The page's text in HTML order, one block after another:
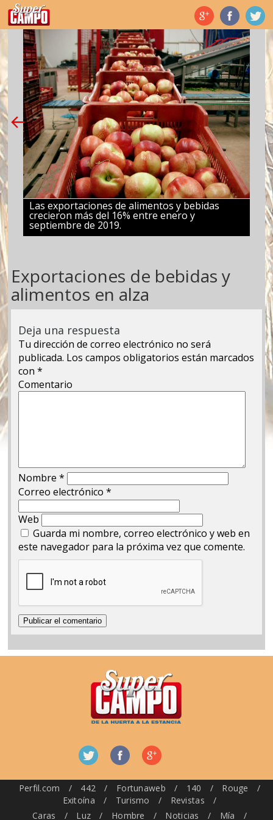
Temas de hoy
Las exportaciones de alimentos y bebidas
crecieron más del 16% entre enero y
septiembre de 2019.
Exportaciones de bebidas y
alimentos en alza
Deja una respuesta
Tu dirección de correo electrónico no será
publicada. Los campos obligatorios están marcados
con*
Comentario
Nombre*
Correo electrónico*
Web
Guarda mi nombre, correo electrónico y web en
este navegador para la próxima vez que comente.
Perfil.com / 442 / Fortunaweb / 140 / Rouge
/
Exitoína
/ Turismo / Revistas
/
Caras
/ Luz / Hombre / Noticias / Mía /